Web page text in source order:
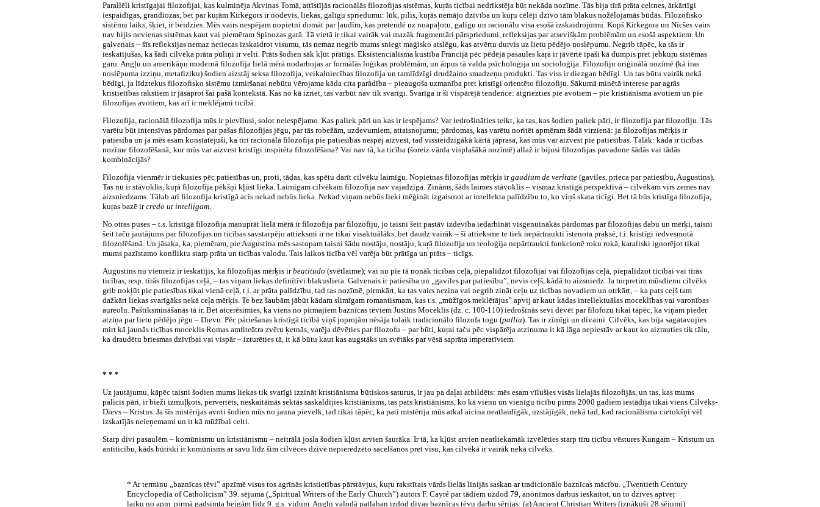
Parallēli kristīgajai filozofijai, kas kulminēja Akvinas Tomā, attīstījās racionālās filozofijas sistēmas, kuŗās ticībai nedrīkstēja būt nekāda nozīme. Tās bija tīrā prāta celtnes, ārkārtīgi
iespaidīgas, grandiozas, bet par kuŗām Kirkegors ir nodevis, liekas, galīgu spriedumu: lūk, pilis, kuŗās nemājo dzīvība un kuŗu cēlēji dzīvo tām blakus nožēlojamās būdās. Filozofisko
sistēmu laiks, šķiet, ir beidzies. Mēs vairs nespējam nopietni domāt par ļaudīm, kas pretendē uz noapaļotu, galīgu un racionālu visa esošā izskaidrojumu. Kopš Kirkegora un Nīcšes vairs
nav bijis nevienas sistēmas kaut vai piemēram Spinozas garā. Tā vietā ir tikai vairāk vai mazāk fragmentāri pārspriedumi, refleksijas par atsevišķām problēmām un esošā aspektiem. Un
galvenais – šīs refleksijas nemaz netiecas izskaidrot visumu, tās nemaz negrib mums sniegt maģisko atslēgu, kas atvērtu durvis uz lietu pēdējo noslēpumu. Negrib tāpēc, ka tās ir
ieskatījušas, ka šādi cilvēka prāta pūliņi ir velti. Prāts šodien sāk kļūt prātīgs. Eksistenciālisma kustība Francijā pēc pēdējā pasaules kaŗa ir jāvērtē īpaši kā dumpis pret jebkuŗu sistēmas
garu. Angļu un amerikāņu modernā filozofija lielā mērā nodarbojas ar formālās loģikas problēmām, un ārpus tā valda psīcholoģija un socioloģija. Filozofiju oriģinālā nozīmē (kā iras
noslēpuma izziņu, metafiziku) šodien aizstāj seksa filozofija, veikalniecības filozofija un tamlīdzīgi drudžaino smadzeņu produkti. Tas viss ir diezgan bēdīgi. Un tas būtu vairāk nekā
bēdīgi, ja līdztekus filozofisko sistēmu izmiršanai nebūtu vērojama kāda cita parādība – pieaugoša uzmanība pret kristīgi orientēto filozofiju. Sākumā minētā interese par agrās
kristietības rakstiem ir jāsaprot šai pašā kontekstā. Kas no kā izriet, tas varbūt nav tik svarīgi. Svarīga ir šī vispārējā tendence: atgriezties pie avotiem – pie kristiānisma avotiem un pie
filozofijas avotiem, kas arī ir meklējami ticībā.
Filozofija, racionālā filozofija mūs ir pievīlusi, solot neiespējamo. Kas paliek pāri un kas ir iespējams? Var iedrošināties teikt, ka tas, kas šodien paliek pāri, ir filozofija par filozofiju. Tās
varētu būt intensīvas pārdomas par pašas filozofijas jēgu, par tās robežām, uzdevumiem, attaisnojumu; pārdomas, kas varētu noritēt apmēram šādā virzienā: ja filozofijas mērķis ir
patiesība un ja mēs esam konstatējuši, ka tīri racionālā filozofija pie patiesības nespēj aizvest, tad vissteidzīgākā kārtā jāprasa, kas mūs var aizvest pie patiesības. Tālāk: kāda ir ticības
nozīme filozofēšanā; kur mūs var aizvest kristīgi inspirēta filozofēšana? Vai nav tā, ka ticība (šoreiz vārda visplašākā nozīmē) allaž ir bijusi filozofijas pavadone šādās vai tādās
kombinācijās?
Filozofija vienmēr ir tiekusies pēc patiesības un, proti, tādas, kas spētu darīt cilvēku laimīgu. Nopietnas filozofijas mērķis irgaudium de veritate (gaviles, prieca par patiesību, Augustins).
Tas nu ir stāvoklis, kuŗā filozofija pēkšņi kļūst lieka. Laimīgam cilvēkam filozofija nav vajadzīga. Zināms, šāds laimes stāvoklis – vismaz kristīgā perspektīvā – cilvēkam virs zemes nav
aizsniedzams. Tālab arī filozofija kristīgā acīs nekad nebūs lieka. Nekad viņam nebūs lieki mēģināt izgaismot ar intellekta palīdzību to, ko viņš skata ticīgi. Bet tā būs kristīga filozofija,
kuŗas bazē ircredo ut intelligam.
No otras puses – t.s. kristīgā filozofija manuprāt lielā mērā ir filozofija par filozofiju, jo taisni šeit pastāv izdevība iedarbināt visgenuīnākās pārdomas par filozofijas dabu un mērķi, taisni
šeit taču jautājums par filozofijas un ticības savstarpējo attieksmi ir ne tikai visaktuālāks, bet daudz vairāk – šī attieksme te tiek nepārtraukti īstenota praksē, t.i. kristīgi iedvesmotā
filozofēšanā. Un jāsaka, ka, piemēram, pie Augustina mēs sastopam taisni šādu nostāju, nostāju, kuŗā filozofija un teoloģija nepārtraukti funkcionē roku rokā, karaliski ignorējot tikai
mums pazīstamo konfliktu starp prāta un ticības valodu. Tais laikos ticība vēl varēja būt prātīga un prāts – ticīgs.
Augustins nu vienreiz ir ieskatījis, ka filozofijas mērķis irbeatitudo (svētlaime); vai nu pie tā nonāk ticības ceļā, piepalīdzot filozofijai vai filozofijas ceļā, piepalīdzot ticībai vai tīrās
ticības, resp. tīrās filozofijas ceļā, – tas viņam liekas definītīvi blakuslieta. Galvenais ir patiesība un „gaviles par patiesību”, nevis ceļš, kādā to aizsniedz. Ja turpretim mūsdienu cilvēks
grib nokļūt pie patiesības tikai vienā ceļā, t.i. ar prāta palīdzību, tad tas nozīmē, pirmkārt, ka tas vairs nezina vai negrib zināt ceļu uz ticības novadiem un otrkārt, – ka pats ceļš tam
dažkārt liekas svarīgāks nekā ceļa mērķis. Te bez šaubām jābūt kādam slimīgam romantismam, kas t.s. „mūžīgos meklētājus” apvij ar kaut kādas intellektuālas moceklības vai varonības
aureolu. Paštīksmināšanās tā ir. Bet atcerēsimies, ka viens no pirmajiem baznīcas tēviem Justīns Moceklis (dz. c. 100-110) iedrošinās sevi dēvēt par filofozu tikai tāpēc, ka viņam pieder
atziņa par lietu pēdējo jēgu – Dievu. Pēc pāriešanas kristīgā ticībā viņš joprojām nēsāja tolaik tradicionālo filozofa togu (pallia). Tas ir zīmīgi un dīvaini. Cilvēks, kas bija sagatavojies
mirt kā jaunās ticības moceklis Romas amfiteātra zvēru ķetnās, varēja dēvēties par filozofu – par būti, kuŗai taču pēc vispārēja atzinuma it kā lāga nepiestāv ar kaut ko aizrauties tik tālu,
ka draudētu briesmas dzīvībai vai vispār – izturēties tā, it kā būtu kaut kas augstāks un svētāks par vēsā saprāta imperatīviem.
* * *
Uz jautājumu, kāpēc taisni šodien mums liekas tik svarīgi izzināt kristiānisma būtiskos saturus, ir jau pa daļai atbildēts: mēs esam vīlušies visās lielajās filozofijās, un tas, kas mums
palicis pāri, ir bieži izmuļķots, pervertēts, neskaitāmās sektās saskaldījies kristiānisms, tas pats kristiānisms, ko kā vienu un vienīgu ticību pirms 2000 gadiem iestādīja tikai viens Cilvēks-
Dievs – Kristus. Ja šīs mistērijas avoti šodien mūs no jauna pievelk, tad tikai tāpēc, ka pati mistērija mūs atkal aicina neatlaidīgāk, uzstājīgāk, nekā tad, kad racionālisma cietokšņi vēl
izskatījās neieņemami un it kā mūžībai celti.
Starp divi pasaulēm – komūnismu un kristiānismu – neitrālā josla šodien kļūst arvien šaurāka. Ir tā, ka kļūst arvien neatliekamāk izvēlēties starp tīru ticību vēstures Kungam – Kristum un
antiticību, kāds būtiski ir komūnisms ar savu līdz šim cilvēces dzīvē nepieredzēto sacelšanos pret visu, kas cilvēkā ir vairāk nekā cilvēks.
* Ar terminu „baznīcas tēvi” apzīmē visus tos agrīnās kristietības pārstāvjus, kuŗu rakstītais vārds lielās līnijās saskan ar tradicionālo baznīcas mācību. „Twentieth Century
Encyclopedia of Catholicism” 39. sējuma („Spiritual Writers of the Early Church”) autors F. Cayré par tādiem uzdod 79, anonīmos darbus ieskaitot, un to dzīves aptveŗ
laiku no apm. pirmā gadsimta beigām līdz 9. g.s. vidum. Angļu valodā patlaban izdod divas baznīcas tēvu darbu sērijas: (a) Ancient Christian Writers (iznākuši 28 sējumi)